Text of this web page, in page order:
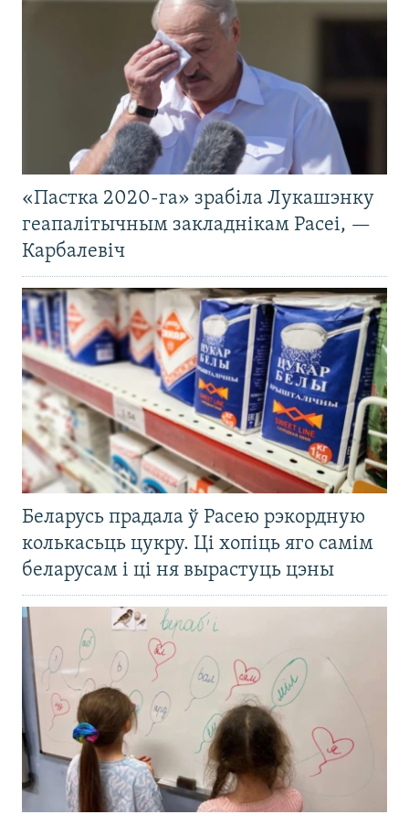
«Пастка 2020-га» зрабіла Лукашэнку
геапалітычным закладнікам Расеі, —
Карбалевіч
Беларусь прадала ў Расею рэкордную
колькасьць цукру. Ці хопіць яго самім
беларусам і ці ня вырастуць цэны